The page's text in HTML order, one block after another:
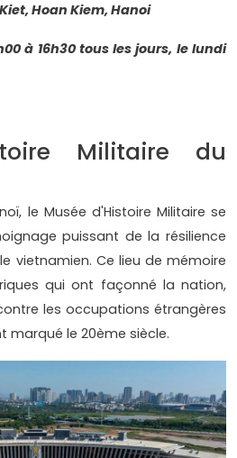
Hoan Kiem, Hanoi
à 16h30 tous les jours, le lundi
Militaire du
le Musée d'Histoire Militaire se
puissant de la résilience
vietnamien. Ce lieu de mémoire
qui ont façonné la nation,
les occupations étrangères
marqué le 20ème siècle.